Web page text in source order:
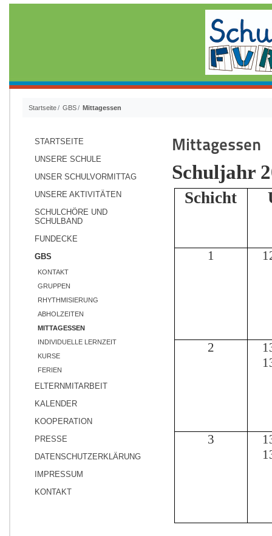
Startseite GBS Mittagessen
STARTSEITE
UNSERE SCHULE
UNSER SCHULVORMITTAG
UNSERE AKTIVITÄTEN
SCHULCHÖRE UND
SCHULBAND
FUNDECKE
GBS
KONTAKT
GRUPPEN
RHYTHMISIERUNG
ABHOLZEITEN
MITTAGESSEN
INDIVIDUELLE LERNZEIT
KURSE
FERIEN
ELTERNMITARBEIT
KALENDER
KOOPERATION
PRESSE
DATENSCHUTZERKLÄRUNG
IMPRESSUM
KONTAKT
Mittagessen
Schuljahr
Schicht
1
2
3